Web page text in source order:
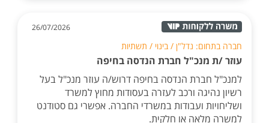
26/07/2026
חברה בתחום: נדל"ן / בינוי / תשתיות
עוזר /ת מנכ"ל חברת הנדסה בחיפה
למנכ"ל חברת הנדסה בחיפה דרוש/ה עוזר מנכ"ל בעל
רשיון נהיגה ורכב לעזרה בעסודות מחוץ למשרד
ושליחויות ועבודות במשרדי החברה. אפשרי גם סטודנט
למשרה מלאה או חלקית.